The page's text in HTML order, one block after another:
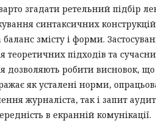
згадати ретельний підбір
синтаксичних
змісту і форми.
теоретичних підходів та
дозволяють робити висновок,
як усталені норми,
журналіста, так і запит
в екранній комунікації.